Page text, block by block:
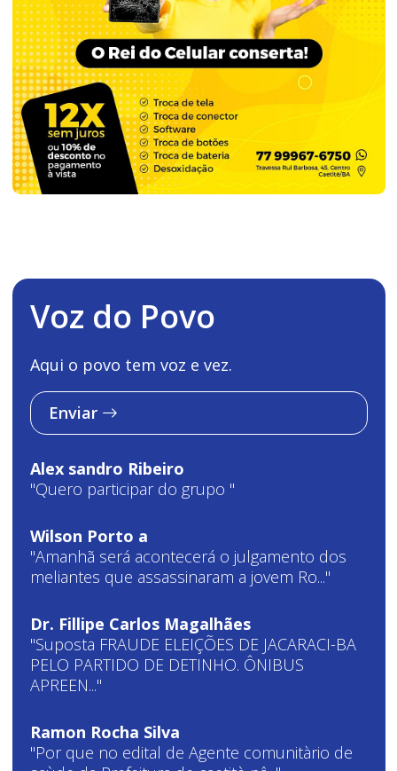
Voz do Povo
Aqui o povo tem voz e vez.
Enviar
Alex sandro Ribeiro
"Quero participar do grupo "
Wilson Porto a
"Amanhã será acontecerá o julgamento dos
meliantes que assassinaram a jovem Ro..."
Dr. Fillipe Carlos Magalhães
"Suposta FRAUDE ELEIÇÕES DE JACARACI-BA
PELO PARTIDO DE DETINHO. ÔNIBUS
APREEN..."
Ramon Rocha Silva
"Por que no edital de Agente comunitàrio de